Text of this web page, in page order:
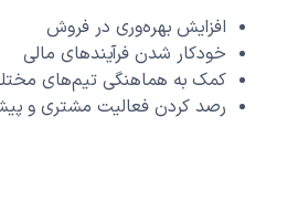
افزایش بهره‌وری در فروش
خودکار شدن فرآیندهای مالی
کمک به هماهنگی تیم‌های
رصد کردن فعالیت مشتری و